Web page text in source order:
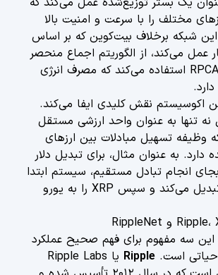
مختلف را با سرعت و امنیت بالا
شبکه برخلاف بیت‌کوین که بر اساس
عمل می‌کند، از الگوریتم اجماع منحصر
به فردی به نام RPCA استفاده می‌کند که مصرف انرژی
اکوسیستم نقش کلیدی ایفا می‌کند.
نه تنها به عنوان واحد ارزشی مستقل
وظیفه تسهیل مبادلات بین ارزهای
دارد. به عنوان مثال، برای تبدیل دلار
بجای انجام تبادل مستقیم، سیستم ابتدا
دلار را به XRP تبدیل می‌کند و سپس XRP را به یورو
سه مفهوم برای فهم صحیح عملکرد
است. Ripple
یا Ripple Labs